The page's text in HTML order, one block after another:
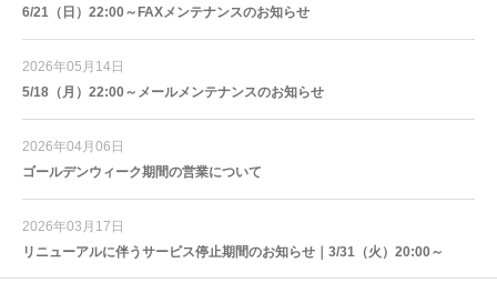
6/21（日）22:00～FAXメンテナンスのお知らせ
2026年05月14日
5/18（月）22:00～メールメンテナンスのお知らせ
2026年04月06日
ゴールデンウィーク期間の営業について
2026年03月17日
リニューアルに伴うサービス停止期間のお知らせ｜3/31（火）20:00～